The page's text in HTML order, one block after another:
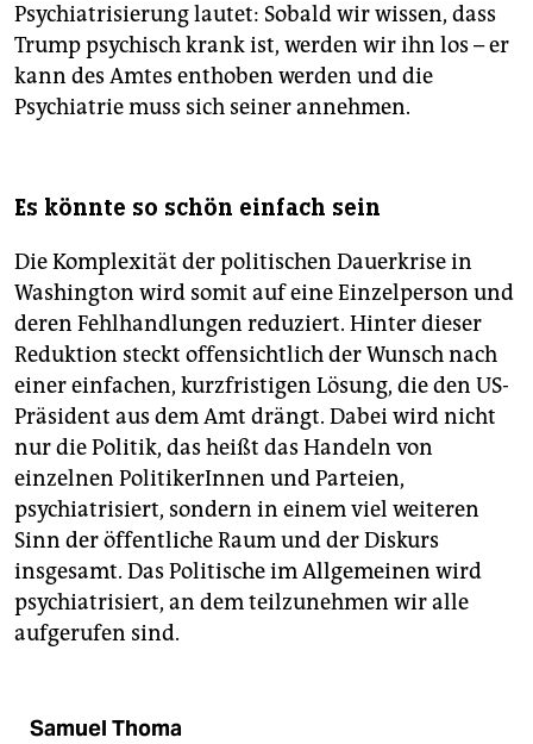
Psychiatrisierung lautet: Sobald wir wissen, dass
Trump psychisch krank ist, werden wir ihn los – er
kann des Amtes enthoben werden und die
Psychiatrie muss sich seiner annehmen.
Es könnte so schön einfach sein
Die Komplexität der politischen Dauerkrise in
Washington wird somit auf eine Einzelperson und
deren Fehlhandlungen reduziert. Hinter dieser
Reduktion steckt offensichtlich der Wunsch nach
einer einfachen, kurzfristigen Lösung, die den US-
Präsident aus dem Amt drängt. Dabei wird nicht
nur die Politik, das heißt das Handeln von
einzelnen PolitikerInnen und Parteien,
psychiatrisiert, sondern in einem viel weiteren
Sinn der öffentliche Raum und der Diskurs
insgesamt. Das Politische im Allgemeinen wird
psychiatrisiert, an dem teilzunehmen wir alle
aufgerufen sind.
Samuel Thoma